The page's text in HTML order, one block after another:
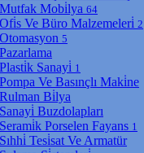
Mutfak Mobi̇lya 64
Ofi̇s Ve Büro Malzemeleri̇ 2
Otomasyon 5
Pazarlama
Plasti̇k Sanayi̇ 1
Pompa Ve Basınçlı Maki̇ne
Rulman Bi̇lya
Sanayi̇ Buzdolapları
Serami̇k Porselen Fayans 1
Sıhhi̇ Tesi̇sat Ve Armatür